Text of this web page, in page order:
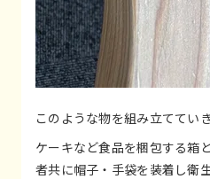
このような物を組み立ててい
ケーキなど食品を梱包する箱
者共に帽子・手袋を装着し衛